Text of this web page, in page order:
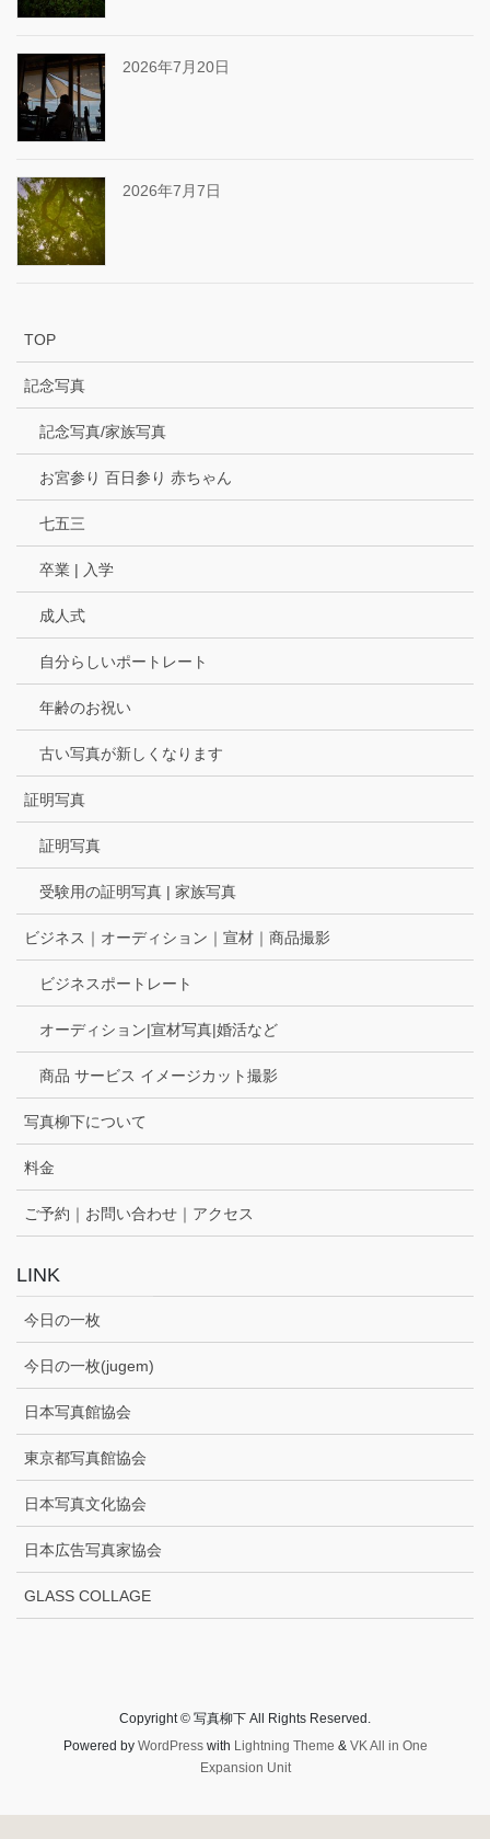
2026年7月20日
2026年7月7日
TOP
記念写真
記念写真/家族写真
お宮参り 百日参り 赤ちゃん
七五三
卒業 | 入学
成人式
自分らしいポートレート
年齢のお祝い
古い写真が新しくなります
証明写真
証明写真
受験用の証明写真 | 家族写真
ビジネス｜オーディション｜宣材｜商品撮影
ビジネスポートレート
オーディション|宣材写真|婚活など
商品 サービス イメージカット撮影
写真柳下について
料金
ご予約｜お問い合わせ｜アクセス
LINK
今日の一枚
今日の一枚(jugem)
日本写真館協会
東京都写真館協会
日本写真文化協会
日本広告写真家協会
GLASS COLLAGE
Copyright © 写真柳下 All Rights Reserved.
Powered by WordPresswith Lightning Theme & VK All in One
Expansion Unit